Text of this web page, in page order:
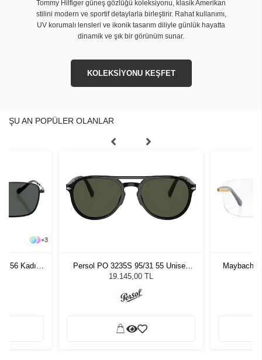
Tommy Hilfiger güneş gözlüğü koleksiyonu, klasik Amerikan
stilini modern ve sportif detaylarla birleştirir. Rahat kullanımı,
UV korumalı lensleri ve ikonik tasarım diliyle günlük hayatta
dinamik ve şık bir görünüm sunar.
KOLEKSİYONU KEŞFET
ŞU AN POPÜLER OLANLAR
+3
- 56 Kadın
Persol PO 3235S 95/31 55 Unisex
Güneş Gözlüğü
19.145,00 TL
Maybach